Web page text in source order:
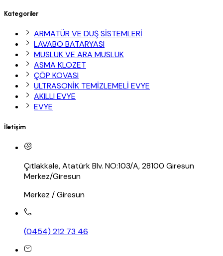
Kategoriler
ARMATÜR VE DUŞ SİSTEMLERİ
LAVABO BATARYASI
MUSLUK VE ARA MUSLUK
ASMA KLOZET
ÇÖP KOVASI
ULTRASONİK TEMİZLEMELİ EVYE
AKILLI EVYE
EVYE
İletişim
Çıtlakkale, Atatürk Blv. NO:103/A, 28100 Giresun
Merkez/Giresun
Merkez / Giresun
(0454) 212 73 46